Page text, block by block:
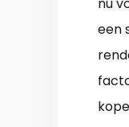
een